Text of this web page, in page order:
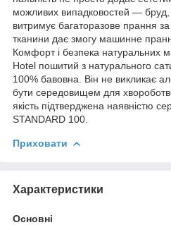
можливих випадковостей — бруд,
витримує багаторазове прання
тканини дає змогу машинне
Комфорт і безпека натуральних
Hotel пошитий з натурального
100% бавовна. Він не викликає
бути середовищем для
якість підтверджена наявністю
STANDARD 100.
Приховати
Характеристики
Основні